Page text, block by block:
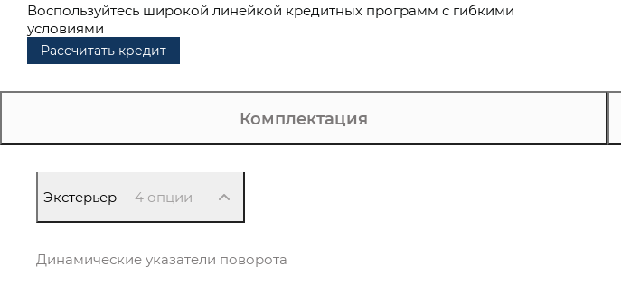
Воспользуйтесь широкой линейкой кредитных программ с гибкими
условиями
Рассчитать кредит
Комплектация
Экстерьер 4 опции
Динамические указатели поворота